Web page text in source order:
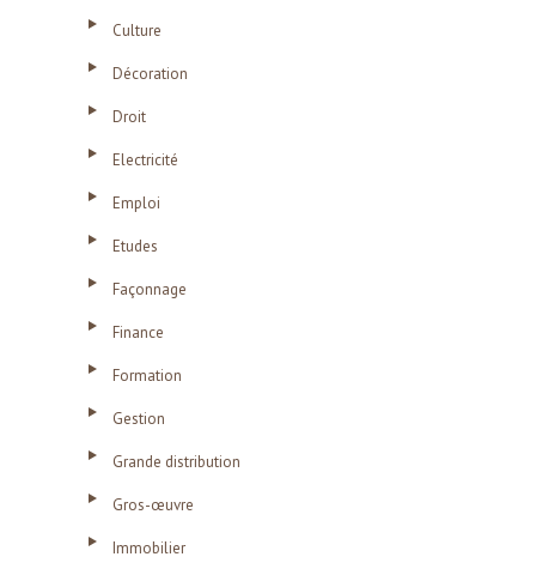
Culture
Décoration
Droit
Electricité
Emploi
Etudes
Façonnage
Finance
Formation
Gestion
Grande distribution
Gros-œuvre
Immobilier